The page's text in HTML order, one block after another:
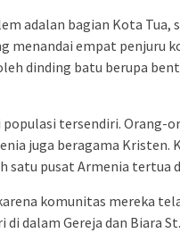
adalan bagian Kota
menandai empat penjuru
dinding batu berupa
tersendiri. Orang-
juga beragama Kristen.
satu pusat Armenia tertua
komunitas mereka
di dalam Gereja dan Biara